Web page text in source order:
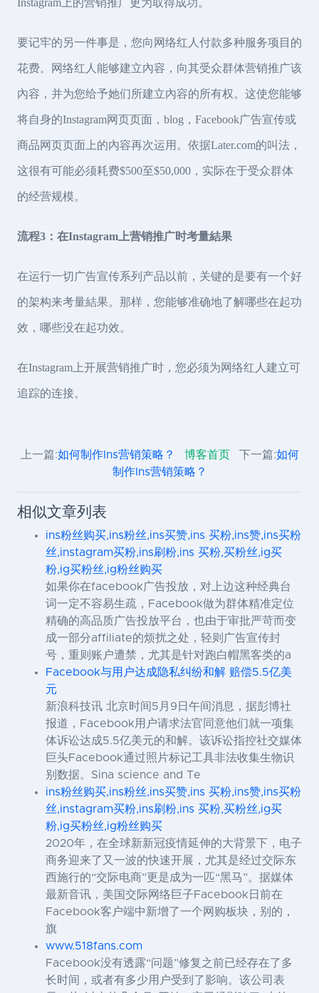
Instagram上的营销推广更为取得成功。
要记牢的另一件事是，您向网络红人付款多种服务项目的
花费。网络红人能够建立內容，向其受众群体营销推广该
內容，并为您给予她们所建立內容的所有权。这使您能够
将自身的Instagram网页页面，blog，Facebook广告宣传或
商品网页页面上的內容再次运用。依据Later.com的叫法，
这很有可能必须耗费$500至$50,000，实际在于受众群体
的经营规模。
流程3：在Instagram上营销推广时考量結果
在运行一切广告宣传系列产品以前，关键的是要有一个好
的架构来考量結果。那样，您能够准确地了解哪些在起功
效，哪些没在起功效。
在Instagram上开展营销推广时，您必须为网络红人建立可
追踪的连接。
上一篇:如何制作Ins营销策略？ 博客首页 下一篇:如何
制作Ins营销策略？
相似文章列表
ins粉丝购买,ins粉丝,ins买赞,ins 买粉,ins赞,ins买粉
丝,instagram买粉,ins刷粉,ins 买粉,买粉丝,ig买
粉,ig买粉丝,ig粉丝购买
如果你在facebook广告投放，对上边这种经典台
词一定不容易生疏，Facebook做为群体精准定位
精确的高品质广告投放平台，也由于审批严苛而变
成一部分affiliate的烦扰之处，轻则广告宣传封
号，重则账户遭禁，尤其是针对跑白帽黑客类的a
Facebook与用户达成隐私纠纷和解 赔偿5.5亿美
元
新浪科技讯 北京时间5月9日午间消息，据彭博社
报道，Facebook用户请求法官同意他们就一项集
体诉讼达成5.5亿美元的和解。该诉讼指控社交媒体
巨头Facebook通过照片标记工具非法收集生物识
别数据。Sina science and Te
ins粉丝购买,ins粉丝,ins买赞,ins 买粉,ins赞,ins买粉
丝,instagram买粉,ins刷粉,ins 买粉,买粉丝,ig买
粉,ig买粉丝,ig粉丝购买
2020年，在全球新新冠疫情延伸的大背景下，电子
商务迎来了又一波的快速开展，尤其是经过交际东
西施行的“交际电商”更是成为一匹“黑马”。据媒体
最新音讯，美国交际网络巨子Facebook日前在
Facebook客户端中新增了一个网购板块，别的，
旗
www.518fans.com
Facebook没有透露“问题”修复之前已经存在了多
长时间，或者有多少用户受到了影响。该公司表